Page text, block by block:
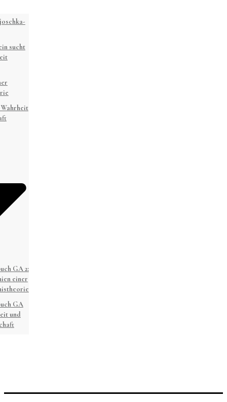
sucht
GA 2:
einer
GA
und